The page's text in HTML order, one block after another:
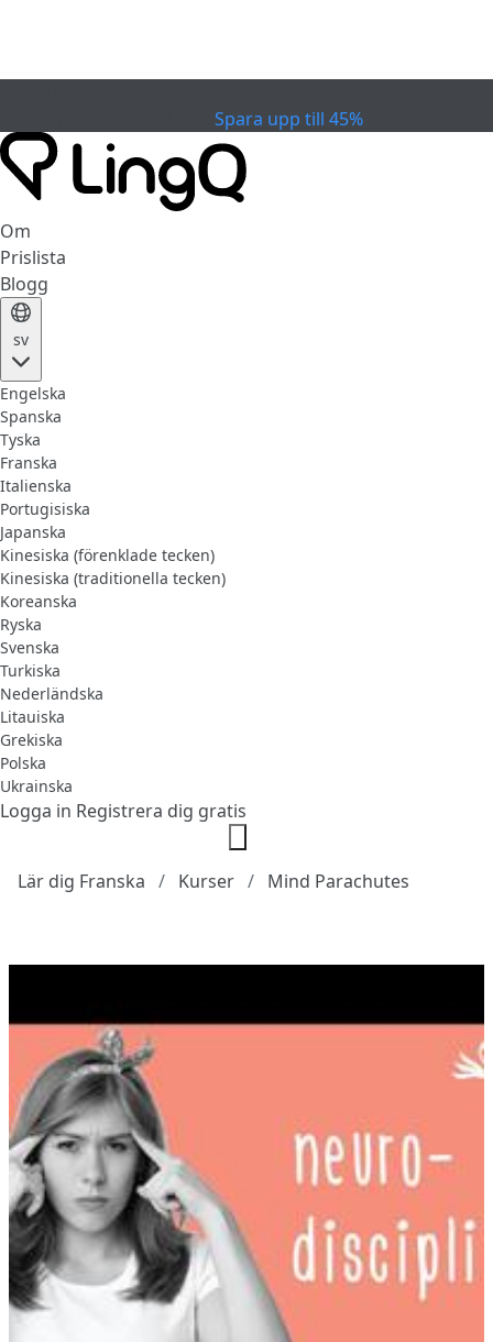
Spara upp till 45%
Om
Prislista
Blogg
sv
Engelska
Spanska
Tyska
Franska
Italienska
Portugisiska
Japanska
Kinesiska (förenklade tecken)
Kinesiska (traditionella tecken)
Koreanska
Ryska
Svenska
Turkiska
Nederländska
Litauiska
Grekiska
Polska
Ukrainska
Logga in Registrera dig gratis
Lär dig Franska Kurser Mind Parachutes